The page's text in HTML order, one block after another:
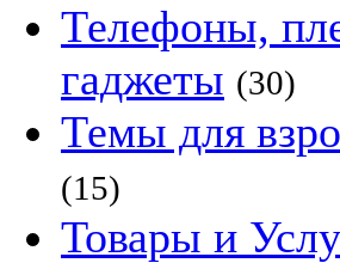
Телефоны,
гаджеты (30)
Темы для
(15)
Товары и